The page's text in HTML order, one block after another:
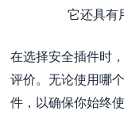
它还具有
在选择安全插件时
评价。无论使用哪
件，以确保你始终